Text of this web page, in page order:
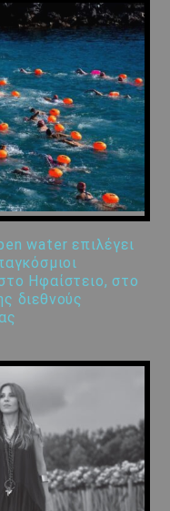
water επιλέγει
Ηφαίστειο, στο
διεθνούς